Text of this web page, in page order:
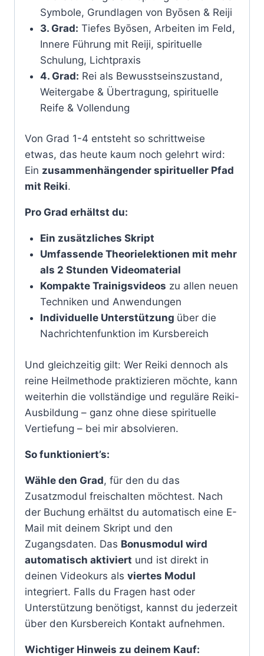
Symbole, Grundlagen von Byōsen & Reiji
3. Grad: Tiefes Byōsen, Arbeiten im Feld,
Innere Führung mit Reiji, spirituelle
Schulung, Lichtpraxis
4. Grad: Rei als Bewusstseinszustand,
Weitergabe & Übertragung, spirituelle
Reife & Vollendung
Von Grad 1-4 entsteht so schrittweise
etwas, das heute kaum noch gelehrt wird:
Ein zusammenhängender spiritueller Pfad
mit Reiki.
Pro Grad erhältst du:
Ein zusätzliches Skript
Umfassende Theorielektionen mit mehr
als 2 Stunden Videomaterial
Kompakte Trainigsvideos zu allen neuen
Techniken und Anwendungen
Individuelle Unterstützung über die
Nachrichtenfunktion im Kursbereich
Und gleichzeitig gilt: Wer Reiki dennoch als
reine Heilmethode praktizieren möchte, kann
weiterhin die vollständige und reguläre Reiki-
Ausbildung – ganz ohne diese spirituelle
Vertiefung – bei mir absolvieren.
So funktioniert’s:
Wähle den Grad, für den du das
Zusatzmodul freischalten möchtest. Nach
der Buchung erhältst du automatisch eine E-
Mail mit deinem Skript und den
Zugangsdaten. Das Bonusmodul wird
automatisch aktiviert und ist direkt in
deinen Videokurs als viertes Modul
integriert. Falls du Fragen hast oder
Unterstützung benötigst, kannst du jederzeit
über den Kursbereich Kontakt aufnehmen.
Wichtiger Hinweis zu deinem Kauf: